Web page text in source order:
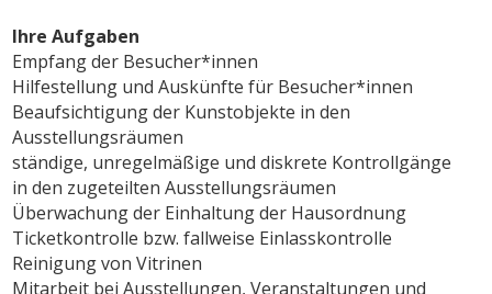
Ihre Aufgaben
Empfang der Besucher*innen
Hilfestellung und Auskünfte für Besucher*innen
Beaufsichtigung der Kunstobjekte in den
Ausstellungsräumen
ständige, unregelmäßige und diskrete Kontrollgänge
in den zugeteilten Ausstellungsräumen
Überwachung der Einhaltung der Hausordnung
Ticketkontrolle bzw. fallweise Einlasskontrolle
Reinigung von Vitrinen
Mitarbeit bei Ausstellungen, Veranstaltungen und